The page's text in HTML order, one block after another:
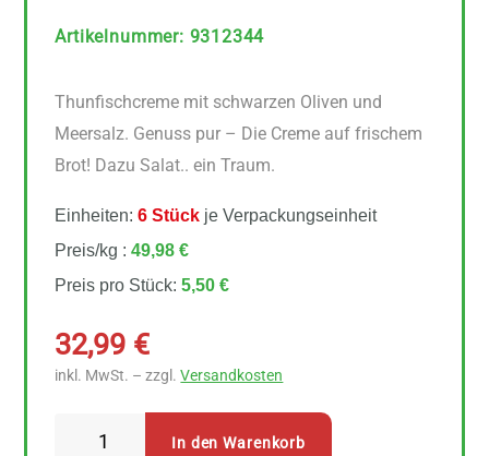
Artikelnummer: 9312344
Thunfischcreme mit schwarzen Oliven und
Meersalz. Genuss pur – Die Creme auf frischem
Brot! Dazu Salat.. ein Traum.
Einheiten:6 Stück je Verpackungseinheit
Preis/kg :49,98 €
Preis pro Stück:5,50 €
32,99 €
inkl. MwSt. – zzgl.Versandkosten
In den Warenkorb